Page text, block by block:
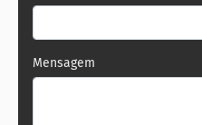
Mensagem